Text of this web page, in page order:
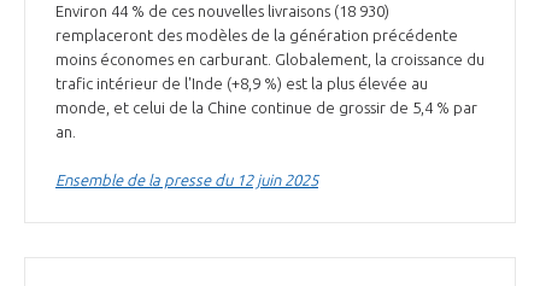
STARTAIR
COMMISSIONS ET COMITÉS
UN ÉCOSYSTÈME INTÉGRÉ ET COHÉRENT
POURQUOI DEVENIR MEMBRE ?
LA MÉDIATION DANS LA FILIÈRE AÉRONAUTIQUE ET SPATIALE
LE MÉDIATEUR DE LA FILIÈRE AÉRONAUTIQUE ET SPATIALE
MÉDIATION ET CHARTE D’ENGAGEMENT SUR LES RELATIONS ENTRE
LE SALON DU BOURGET
L'OBSERVATOIRE
CHIFFRES CLÉS
Environ 44 % de ces nouvelles livraisons (18 930)
remplaceront des modèles de la génération précédente
moins économes en carburant. Globalement, la croissance du
trafic intérieur de l'Inde (+8,9 %) est la plus élevée au
monde, et celui de la Chine continue de grossir de 5,4 % par
an.
Ensemble de la presse du 12 juin 2025
Découvrez les avantages d'adhérer au GIFAS.
Rencontres, salons, données sectorielles,
programmes ...